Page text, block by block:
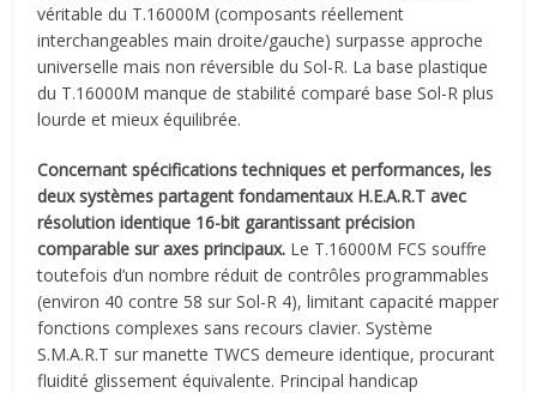
véritable du T.16000M (composants réellement
interchangeables main droite/gauche) surpasse approche
universelle mais non réversible du Sol-R. La base plastique
du T.16000M manque de stabilité comparé base Sol-R plus
lourde et mieux équilibrée.
Concernant spécifications techniques et performances, les
deux systèmes partagent fondamentaux H.E.A.R.T avec
résolution identique 16-bit garantissant précision
comparable sur axes principaux. Le T.16000M FCS souffre
toutefois d’un nombre réduit de contrôles programmables
(environ 40 contre 58 sur Sol-R 4), limitant capacité mapper
fonctions complexes sans recours clavier. Système
S.M.A.R.T sur manette TWCS demeure identique, procurant
fluidité glissement équivalente. Principal handicap